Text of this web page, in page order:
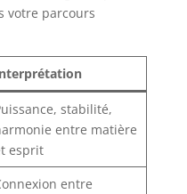
votre parcours
stabilité,
entre matière
esprit
entre